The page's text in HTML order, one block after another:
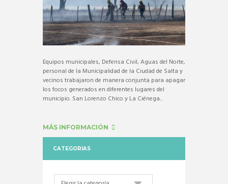
Equipos municipales, Defensa Civil, Aguas del Norte,
personal de la Municipalidad de la Ciudad de Salta y
vecinos trabajaron de manera conjunta para apagar
los focos generados en diferentes lugares del
municipio. San Lorenzo Chico y La Ciénega...
MÁS INFORMACIÓN
CATEGORIAS
Categorias